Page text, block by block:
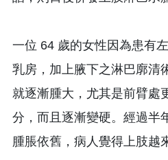
一位 64 歲的女性因為患有
乳房，加上腋下之淋巴廓清
就逐漸腫大，尤其是前臂處
分，而且逐漸變硬。經過半
腫脹依舊，病人覺得上肢越